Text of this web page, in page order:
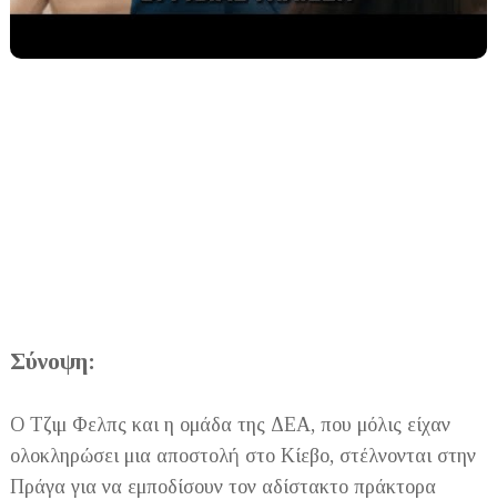
Σύνοψη:
Ο Τζιμ Φελπς και η ομάδα της ΔΕΑ, που μόλις είχαν
ολοκληρώσει μια αποστολή στο Κίεβο, στέλνονται στην
Πράγα για να εμποδίσουν τον αδίστακτο πράκτορα